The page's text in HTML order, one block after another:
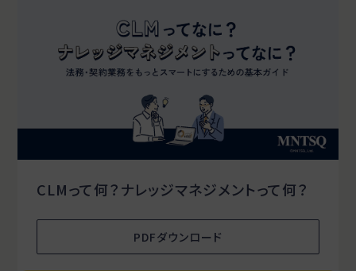
CLMって何？ナレッジマネジメントって何？
PDFダウンロード